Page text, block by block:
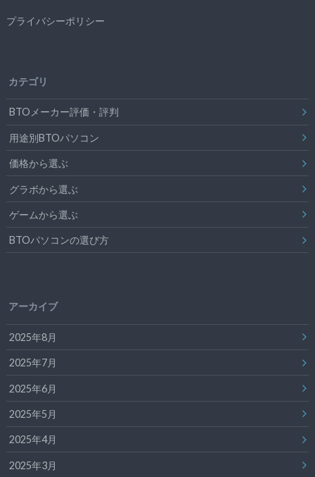
プライバシーポリシー
カテゴリ
BTOメーカー評価・評判
用途別BTOパソコン
価格から選ぶ
グラボから選ぶ
ゲームから選ぶ
BTOパソコンの選び方
アーカイブ
2025年8月
2025年7月
2025年6月
2025年5月
2025年4月
2025年3月